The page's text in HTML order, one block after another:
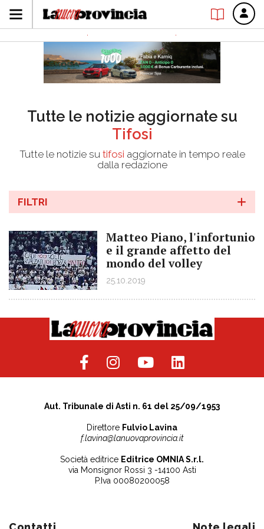
Tutte le notizie aggiornate su
Tifosi
Tutte le notizie su tifosi aggiornate in tempo reale
dalla redazione
FILTRI
Matteo Piano, l'infortunio
e il grande affetto del
mondo del volley
25.10.2019
Aut. Tribunale di Asti n. 61 del 25/09/1953
Direttore Fulvio Lavina
f.lavina@lanuovaprovincia.it
Società editrice Editrice OMNIA S.r.l.
via Monsignor Rossi 3 -14100 Asti
P.Iva 00080200058